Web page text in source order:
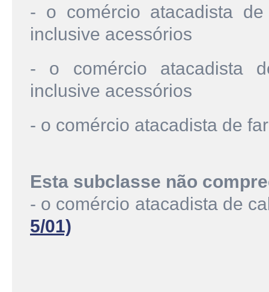
- o comércio atacadista
inclusive acessórios
- o comércio atacadista
inclusive acessórios
- o comércio atacadista de
Esta subclasse não
- o comércio atacadista de
5/01)